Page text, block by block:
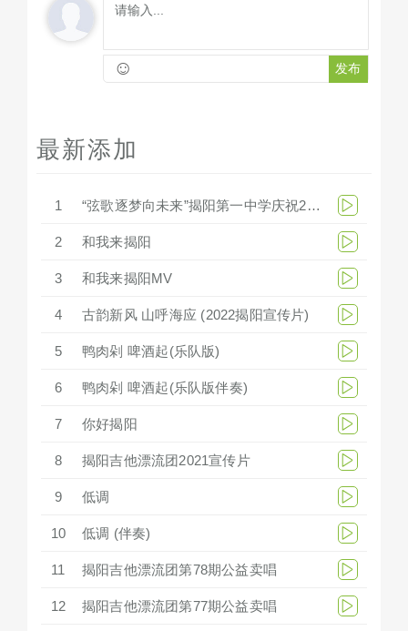
☺ 发布
最新添加
1 “弦歌逐梦向未来”揭阳第一中学庆祝279周年华诞文艺汇演
2 和我来揭阳
3 和我来揭阳MV
4 古韵新风 山呼海应 (2022揭阳宣传片)
5 鸭肉剁 啤酒起(乐队版)
6 鸭肉剁 啤酒起(乐队版伴奏)
7 你好揭阳
8 揭阳吉他漂流团2021宣传片
9 低调
10 低调 (伴奏)
11 揭阳吉他漂流团第78期公益卖唱
12 揭阳吉他漂流团第77期公益卖唱